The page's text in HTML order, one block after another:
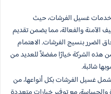
خدمات غسيل الفرشات، حيث
الآمنة والفعالة، مما يضمن تقديم
الضرر بنسيج الفرشات. الاهتمام
هذه الشركة خيارًا مفضلاً للعديد من
شائبة.
غسيل الفرشات بكل أنواعها، من